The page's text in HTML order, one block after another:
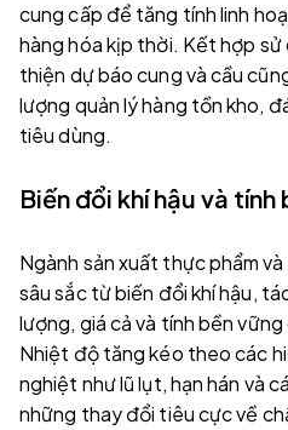
cung cấp để tăng tính linh
hàng hóa kịp thời. Kết hợp
thiện dự báo cung và cầu
lượng quản lý hàng tồn kho,
tiêu dùng.
Biến đổi khí hậu và tính
Ngành sản xuất thực phẩm
sâu sắc từ biến đổi khí hậu,
lượng, giá cả và tính bền
Nhiệt độ tăng kéo theo các
nghiệt như lũ lụt, hạn hán và
những thay đổi tiêu cực về